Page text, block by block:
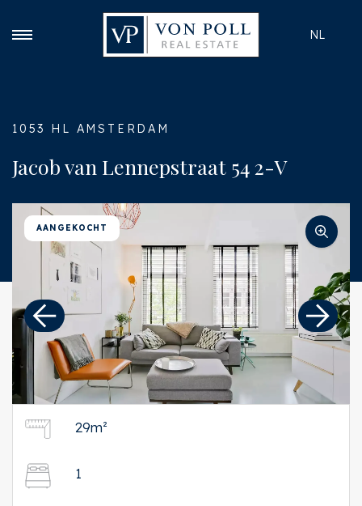
NL
1053 HL AMSTERDAM
Jacob van Lennepstraat 54 2-V
AANGEKOCHT
29m²
1